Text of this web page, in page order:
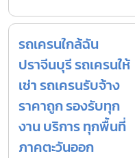
รถเครนใกล้ฉัน
ปราจีนบุรี รถเครนให้
เช่า รถเครนรับจ้าง
ราคาถูก รองรับทุก
งาน บริการ ทุกพื้นที่
ภาคตะวันออก